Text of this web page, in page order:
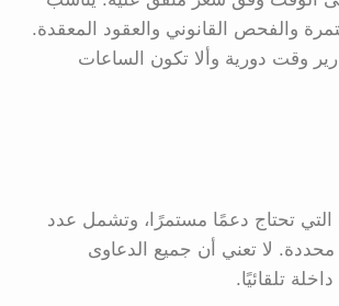
والفحص القانوني والعقود المعقدة.
وقت دورية وألا تكون الساعات
تحتاج دعمًا مستمرًا، وتشمل عدد
لا تعني أن جميع الدعاوى
تلقائيًا.